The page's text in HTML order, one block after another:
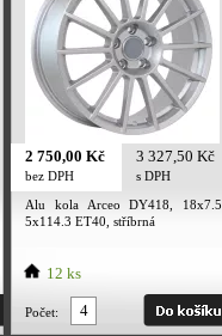
2 750,00 Kč
bez DPH
3 327,50 Kč
s DPH
Alu kola Arceo DY418, 18x7.5
5x114.3 ET40, stříbrná
12 ks
Počet: